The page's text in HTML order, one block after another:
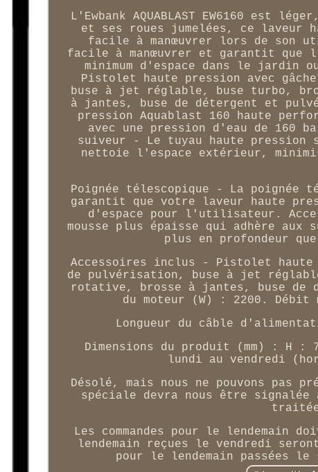
L'Ewbank AQUABLAST EW6160 est
et ses roues jumelées, ce laveur
facile à manœuvrer lors de son
facile à manœuvrer et garantit que
minimum d'espace dans le
Pistolet haute pression avec
buse à jet réglable, buse turbo,
à jantes, buse de détergent et
pression Aquablast 160 haute
avec une pression d'eau de 160
suiveur - Le tuyau haute
nettoie l'espace extérieur,
Poignée télescopique - La poignée
garantit que votre laveur haute
d'espace pour l'utilisateur.
mousse plus épaisse qui adhère
plus en profondeur
Accessoires inclus - Pistolet haute
de pulvérisation, buse à jet
rotative, brosse à jantes, buse de
du moteur (W) : 2200.
Longueur du câble
Dimensions du produit (mm) : H
lundi au vendredi
Désolé, mais nous ne pouvons
spéciale devra nous être signalée
Les commandes pour le lendemain
lendemain reçues le vendredi
pour le lendemain passées